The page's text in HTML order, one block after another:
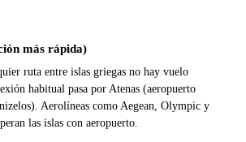
más rápida)
ruta entre islas griegas no hay vuelo
habitual pasa por Atenas (aeropuerto
Aerolíneas como Aegean, Olympic y
las islas con aeropuerto.